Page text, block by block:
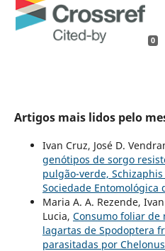
0
Artigos mais lidos pelo
Ivan Cruz, José D.
genótipos de sorgo
pulgão-verde,
Sociedade Entomológica
Maria A. A. Rezende,
Lucia, Consumo foliar de
lagartas de Spodoptera
parasitadas por